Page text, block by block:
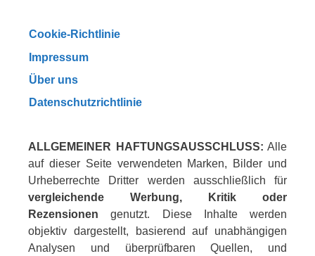
Cookie-Richtlinie
Impressum
Über uns
Datenschutzrichtlinie
ALLGEMEINER HAFTUNGSAUSSCHLUSS: Alle
auf dieser Seite verwendeten Marken, Bilder und
Urheberrechte Dritter werden ausschließlich für
vergleichende Werbung, Kritik oder
Rezensionen genutzt. Diese Inhalte werden
objektiv dargestellt, basierend auf unabhängigen
Analysen und überprüfbaren Quellen, und